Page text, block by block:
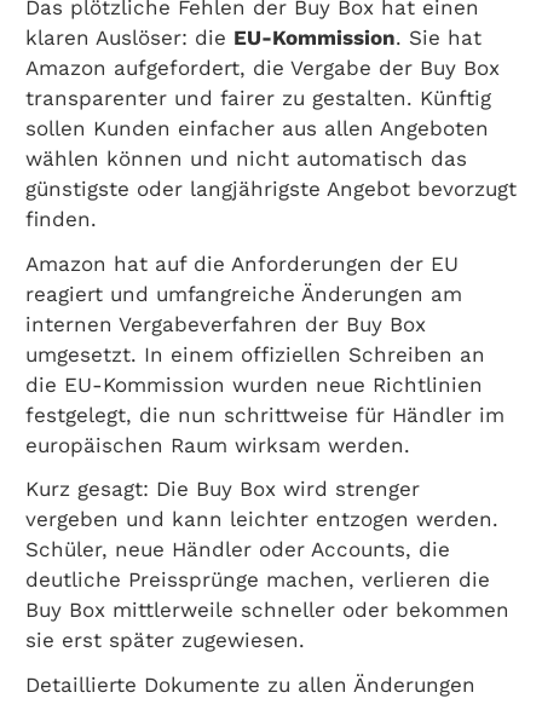
Das plötzliche Fehlen der Buy Box hat einen
klaren Auslöser: die EU-Kommission. Sie hat
Amazon aufgefordert, die Vergabe der Buy Box
transparenter und fairer zu gestalten. Künftig
sollen Kunden einfacher aus allen Angeboten
wählen können und nicht automatisch das
günstigste oder langjährigste Angebot bevorzugt
finden.
Amazon hat auf die Anforderungen der EU
reagiert und umfangreiche Änderungen am
internen Vergabeverfahren der Buy Box
umgesetzt. In einem offiziellen Schreiben an
die EU-Kommission wurden neue Richtlinien
festgelegt, die nun schrittweise für Händler im
europäischen Raum wirksam werden.
Kurz gesagt: Die Buy Box wird strenger
vergeben und kann leichter entzogen werden.
Schüler, neue Händler oder Accounts, die
deutliche Preissprünge machen, verlieren die
Buy Box mittlerweile schneller oder bekommen
sie erst später zugewiesen.
Detaillierte Dokumente zu allen Änderungen